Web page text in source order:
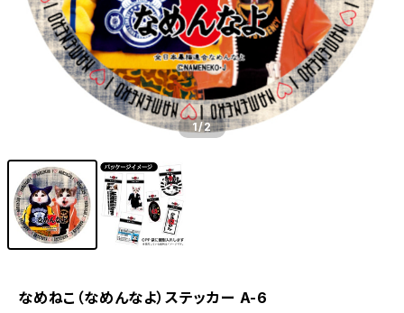
1/2
なめねこ（なめんなよ）ステッカー A-6